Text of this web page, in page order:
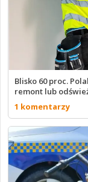
Blisko 60 proc.
remont lub
1 komentarzy